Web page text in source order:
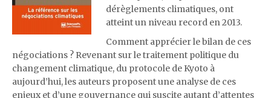
dérèglements climatiques, ont
atteint un niveau record en 2013.
Comment apprécier le bilan de ces
négociations ? Revenant sur le traitement politique du
changement climatique, du protocole de Kyoto à
aujourd’hui, les auteurs proposent une analyse de ces
enjeux et d’une gouvernance qui suscite autant d’attentes